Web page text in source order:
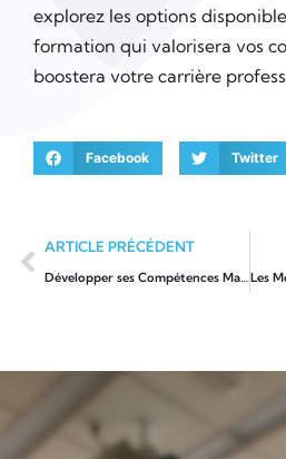
explorez les options
formation qui valorisera vos
boostera votre carrière
Facebook Twitter
ARTICLE PRÉCÉDENT
Développer ses Compétences Managériales grâce à la Formation Professionnelle